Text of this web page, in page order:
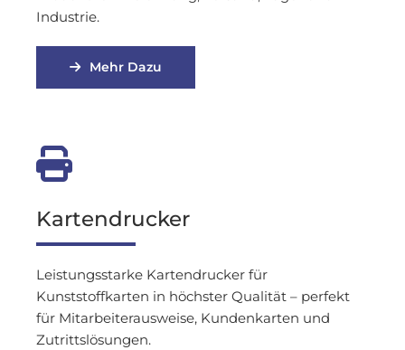
Industrie.
Mehr Dazu

Kartendrucker
Leistungsstarke Kartendrucker für
Kunststoffkarten in höchster Qualität – perfekt
für Mitarbeiterausweise, Kundenkarten und
Zutrittslösungen.